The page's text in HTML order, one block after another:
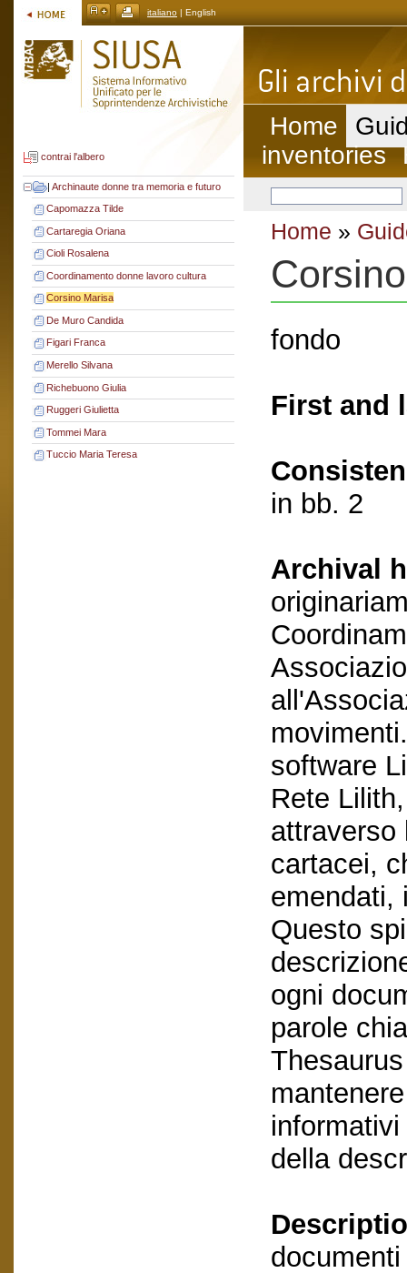
italiano | English
contrai l'albero
| Archinaute donne tra memoria e futuro
Capomazza Tilde
Cartaregia Oriana
Cioli Rosalena
Coordinamento donne lavoro cultura
Corsino Marisa
De Muro Candida
Figari Franca
Merello Silvana
Richebuono Giulia
Ruggeri Giulietta
Tommei Mara
Tuccio Maria Teresa
Home
inventories
Home »
fondo
First and
in bb. 2
Archival
software
Rete
attraverso
cartacei,
emendati,
Questo
ogni
parole
della